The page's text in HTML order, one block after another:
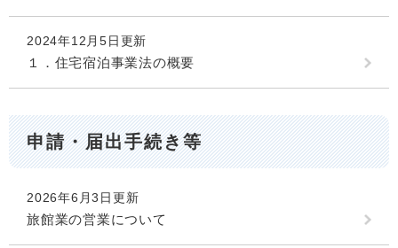
2024年12月5日更新
１．住宅宿泊事業法の概要
申請・届出手続き等
2026年6月3日更新
旅館業の営業について